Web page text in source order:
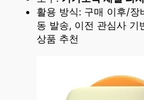
활용 방식: 구매 이후/
동 발송, 이전 관심사 기
상품 추천